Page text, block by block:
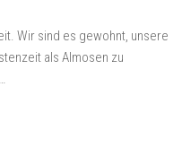
Wir sind es gewohnt, unsere
als Almosen zu